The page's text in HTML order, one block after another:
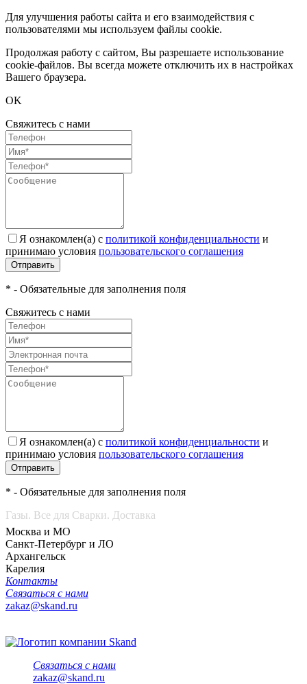
Для улучшения работы сайта и его взаимодействия с
пользователями мы используем файлы cookie.
Продолжая работу с сайтом, Вы разрешаете использование
cookie-файлов. Вы всегда можете отключить их в настройках
Вашего браузера.
OK
Свяжитесь с нами
Я ознакомлен(а) с политикой конфиденциальности и
принимаю условия пользовательского соглашения
Отправить
* - Обязательные для заполнения поля
Свяжитесь с нами
Я ознакомлен(а) с политикой конфиденциальности и
принимаю условия пользовательского соглашения
Отправить
* - Обязательные для заполнения поля
Газы. Все для Сварки. Доставка
Москва и МО
Санкт-Петербург и ЛО
Архангельск
Карелия
Контакты
Связаться с нами
zakaz@skand.ru
Связаться с нами
zakaz@skand.ru